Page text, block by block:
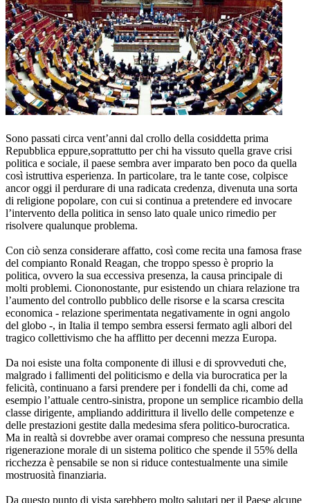
Sono passati circa vent’anni dal crollo della cosiddetta prima
Repubblica eppure,soprattutto per chi ha vissuto quella grave crisi
politica e sociale, il paese sembra aver imparato ben poco da quella
così istruttiva esperienza. In particolare, tra le tante cose, colpisce
ancor oggi il perdurare di una radicata credenza, divenuta una sorta
di religione popolare, con cui si continua a pretendere ed invocare
l’intervento della politica in senso lato quale unico rimedio per
risolvere qualunque problema.
Con ciò senza considerare affatto, così come recita una famosa frase
del compianto Ronald Reagan, che troppo spesso è proprio la
politica, ovvero la sua eccessiva presenza, la causa principale di
molti problemi. Ciononostante, pur esistendo un chiara relazione tra
l’aumento del controllo pubblico delle risorse e la scarsa crescita
economica - relazione sperimentata negativamente in ogni angolo
del globo -, in Italia il tempo sembra essersi fermato agli albori del
tragico collettivismo che ha afflitto per decenni mezza Europa.
Da noi esiste una folta componente di illusi e di sprovveduti che,
malgrado i fallimenti del politicismo e della via burocratica per la
felicità, continuano a farsi prendere per i fondelli da chi, come ad
esempio l’attuale centro-sinistra, propone un semplice ricambio della
classe dirigente, ampliando addirittura il livello delle competenze e
delle prestazioni gestite dalla medesima sfera politico-burocratica.
Ma in realtà si dovrebbe aver oramai compreso che nessuna presunta
rigenerazione morale di un sistema politico che spende il 55% della
ricchezza è pensabile se non si riduce contestualmente una simile
mostruosità finanziaria.
Da questo punto di vista sarebbero molto salutari per il Paese alcune